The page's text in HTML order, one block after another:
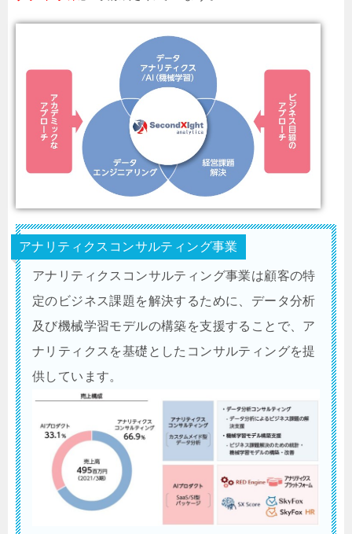
アナリティクスコンサルティング事業
アナリティクスコンサルティング事業は顧客の特
定のビジネス課題を解決するために、データ分析
及び機械学習モデルの構築を支援することで、ア
ナリティクスを基礎としたコンサルティングを提
供しています。